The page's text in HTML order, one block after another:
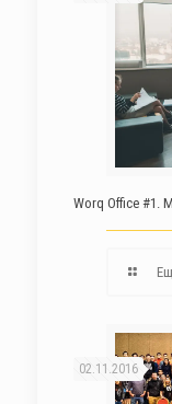
Worq Office #1.
02.11.2016